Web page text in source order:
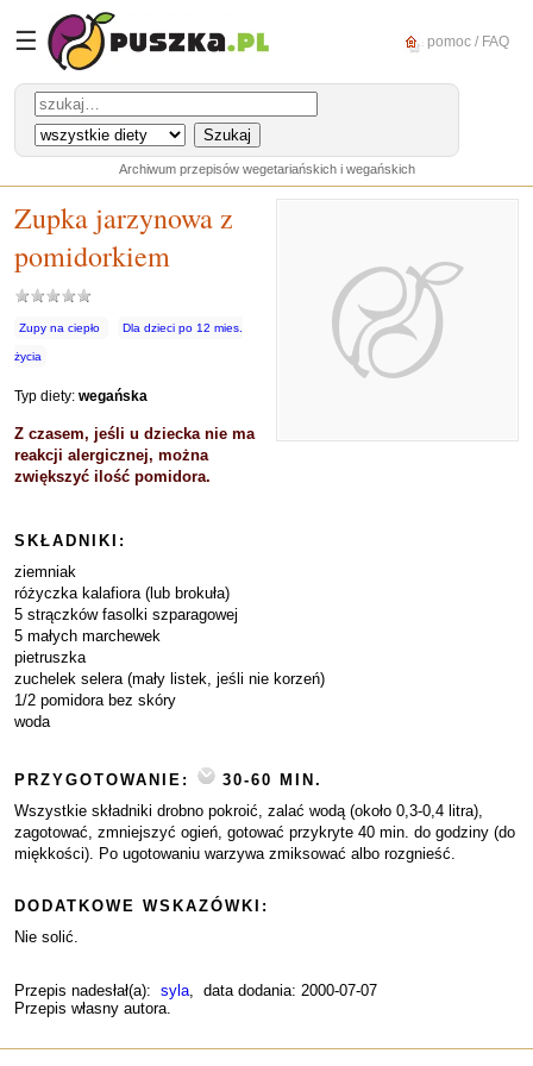
☰ pomoc / FAQ
Archiwum przepisów wegetariańskich i wegańskich
Zupka jarzynowa z
pomidorkiem
Zupy na ciepło Dla dzieci po 12 mies.
życia
Typ diety: wegańska
Z czasem, jeśli u dziecka nie ma
reakcji alergicznej, można
zwiększyć ilość pomidora.
SKŁADNIKI:
ziemniak
różyczka kalafiora (lub brokuła)
5 strączków fasolki szparagowej
5 małych marchewek
pietruszka
zuchelek selera (mały listek, jeśli nie korzeń)
1/2 pomidora bez skóry
woda
PRZYGOTOWANIE:
30-60 MIN.
Wszystkie składniki drobno pokroić, zalać wodą (około 0,3-0,4 litra),
zagotować, zmniejszyć ogień, gotować przykryte 40 min. do godziny (do
miękkości). Po ugotowaniu warzywa zmiksować albo rozgnieść.
DODATKOWE WSKAZÓWKI:
Nie solić.
Przepis nadesłał(a): syla, data dodania: 2000-07-07
Przepis własny autora.